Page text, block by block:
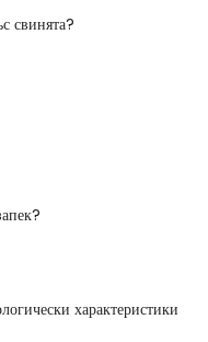
свинята?
характеристики